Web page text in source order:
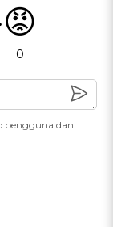
😡
0
pengguna dan